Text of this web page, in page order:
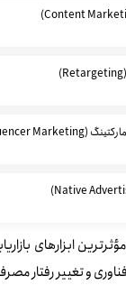
ابزارهای
و تغییر رفتار